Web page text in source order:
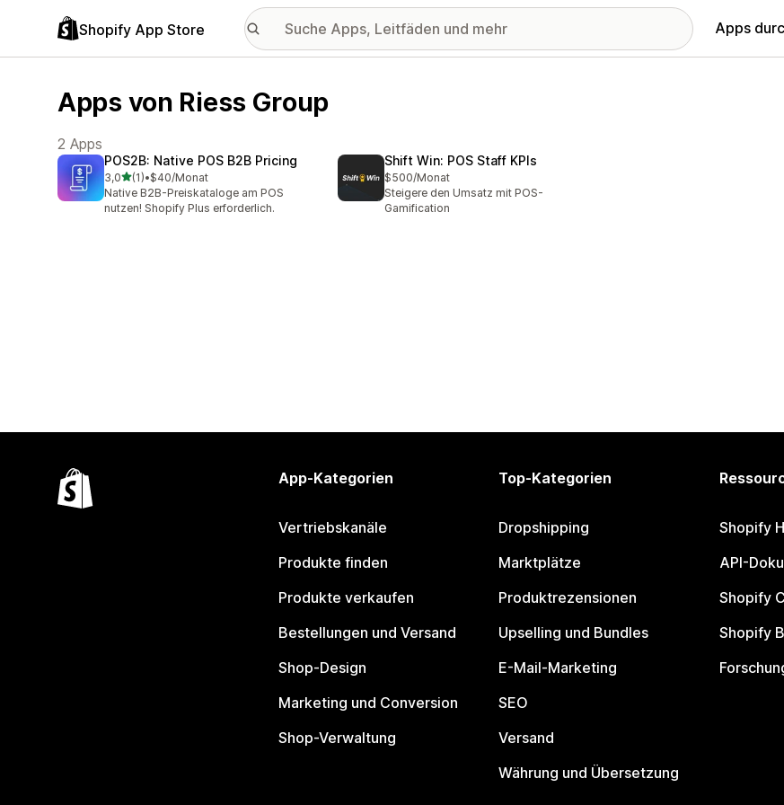
Shopify App Store Apps
Apps von Riess Group
2 Apps
POS2B: Native POS B2B Pricing
3,0von 5 Sternen
(1)
1 Rezensionen insgesamt
•$40/Monat
Native B2B-Preiskataloge am POS
nutzen! Shopify Plus erforderlich.
Shift Win: POS Staff KPIs
$500/Monat
Steigere den Umsatz mit POS-
Gamification
App-Kategorien
Vertriebskanäle
Produkte finden
Produkte verkaufen
Bestellungen und Versand
Shop-Design
Marketing und Conversion
Shop-Verwaltung
Top-Kategorien
Dropshipping
Marktplätze
Produktrezensionen
Upselling und Bundles
E-Mail-Marketing
SEO
Versand
Währung und Übersetzung
Shopify
API-
Shopify
Shopify